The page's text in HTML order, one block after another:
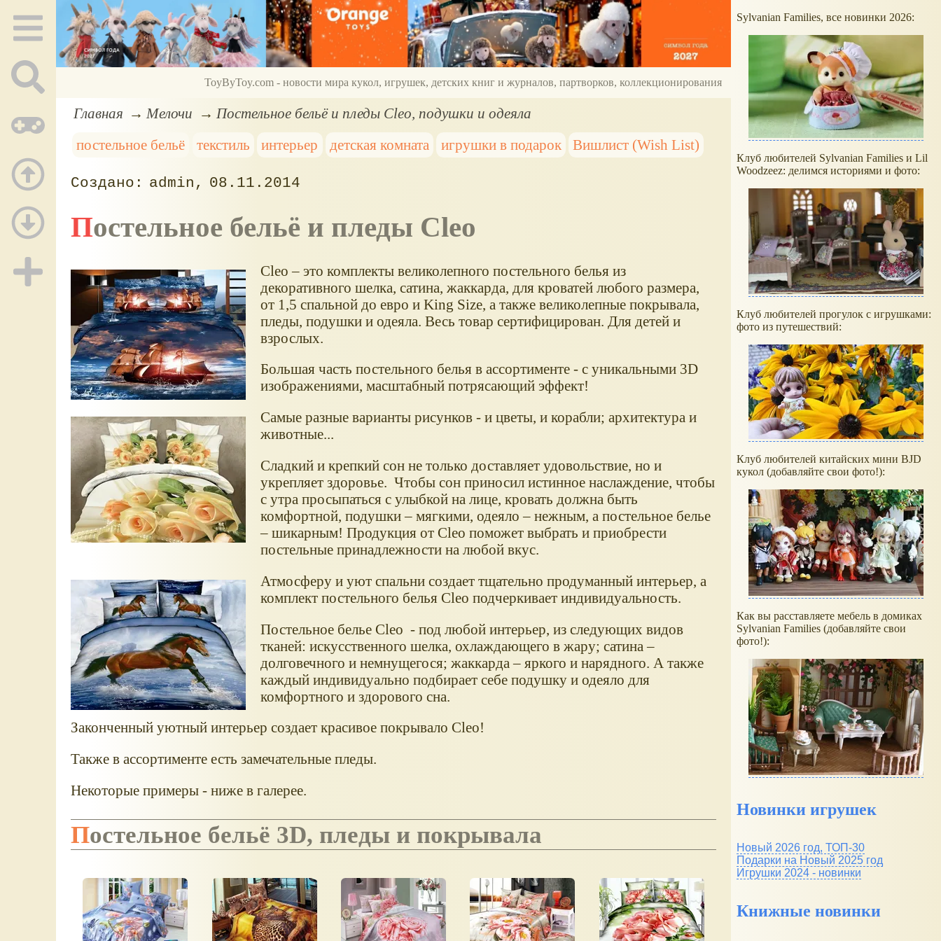
ToyByToy.com - новости мира кукол, игрушек, детских книг и журналов, партворков, коллекционирования
Главная Мелочи
Постельное бельё и пледы Cleo, подушки и одеяла
постельное бельё
текстиль интерьер детская комната игрушки в подарок Вишлист (Wish List)
admin 08.11.2014
Постельное бельё и пледы Cleo
Cleo – это комплекты великолепного постельного белья из
декоративного шелка, сатина, жаккарда, для кроватей любого размера,
от 1,5 спальной до евро и King Size, а также великолепные покрывала,
пледы, подушки и одеяла. Весь товар сертифицирован. Для детей и
взрослых.
Большая часть постельного белья в ассортименте - с уникальными 3D
изображениями, масштабный потрясающий эффект!
Самые разные варианты рисунков - и цветы, и корабли; архитектура и
животные...
Сладкий и крепкий сон не только доставляет удовольствие, но и
укрепляет здоровье. Чтобы сон приносил истинное наслаждение, чтобы
с утра просыпаться с улыбкой на лице, кровать должна быть
комфортной, подушки – мягкими, одеяло – нежным, а постельное белье
– шикарным! Продукция от Cleo поможет выбрать и приобрести
постельные принадлежности на любой вкус.
Атмосферу и уют спальни создает тщательно продуманный интерьер, а
комплект постельного белья Cleo подчеркивает индивидуальность.
Постельное белье Cleo - под любой интерьер, из следующих видов
тканей: искусственного шелка, охлаждающего в жару; сатина –
долговечного и немнущегося; жаккарда – яркого и нарядного. А также
каждый индивидуально подбирает себе подушку и одеяло для
комфортного и здорового сна.
Законченный уютный интерьер создает красивое покрывало Сleo!
Также в ассортименте есть замечательные пледы.
Некоторые примеры - ниже в галерее.
Постельное бельё 3D, пледы и покрывала
Sylvanian Families, все новинки 2026:
Клуб любителей Sylvanian Families и Lil
Woodzeez: делимся историями и фото:
Клуб любителей прогулок с игрушками:
фото из путешествий:
Клуб любителей китайских мини BJD
кукол (добавляйте свои фото!):
Как вы расставляете мебель в домиках
Sylvanian Families (добавляйте свои
фото!):
Новинки игрушек
Новый 2026 год, ТОП-30
Подарки на Новый 2025 год
Игрушки 2024 - новинки
Книжные новинки